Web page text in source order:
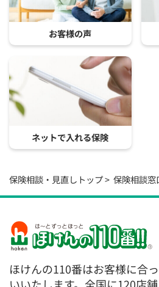
お客様の声
ネットで入れる保険
保険相談・見直しトップ 保険相談窓
ほけんの110番はお客様に合